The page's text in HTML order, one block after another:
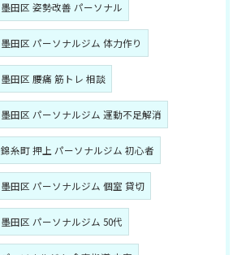
墨田区 姿勢改善 パーソナル
墨田区 パーソナルジム 体力作り
墨田区 腰痛 筋トレ 相談
墨田区 パーソナルジム 運動不足解消
錦糸町 押上 パーソナルジム 初心者
墨田区 パーソナルジム 個室 貸切
墨田区 パーソナルジム 50代